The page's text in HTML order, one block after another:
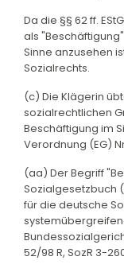
Da die §§ 62 ff.
als
Sinne anzusehen
Sozialrechts.
(c) Die Klägerin
sozialrechtlichen
Beschäftigung im
Verordnung (EG)
(aa) Der Begriff
Sozialgesetzbuch
für die deutsche
52/98 R, SozR 3-